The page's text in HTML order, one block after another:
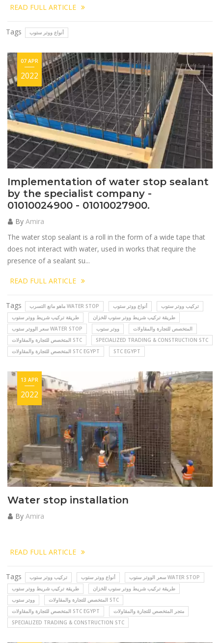
READ FULL ARTICLE
Tags أنواع ووتر ستوب
Implementation of water stop sealant
by the specialist company -
01010024900 - 01010027900.
07 APR
2022
By Amira
The water stop sealant is a roll in the form of a wide tape that
does not interact with water, used in works that require the
presence of a sealant su...
READ FULL ARTICLE
Tags ماهو مانع التسرب WATER STOP أنواع ووتر ستوب
تركيب ووتر ستوب
طريقة تركيب شريط ووتر ستوب
طريقة تركيب شريط ووتر ستوب للخزان
سعر الووتر ستوب WATER STOP
ووتر ستوب
المتخصص للتجارة والمقاولات
المتخصص للتجارة والمقاولات STC
SPECIALIZED TRADING & CONSTRUCTION STC
المتخصص للتجارة والمقاولات STC EGYPT
STC EGYPT
Water stop installation
13 APR
2022
By Amira
READ FULL ARTICLE
Tags تركيب ووتر ستوب أنواع ووتر ستوب
سعر الووتر ستوب WATER STOP
طريقة تركيب شريط ووتر ستوب
طريقة تركيب شريط ووتر ستوب للخزان
ووتر ستوب
المتخصص للتجارة والمقاولات STC
المتخصص للتجارة والمقاولات STC EGYPT
متجر المتخصص للتجارة والمقاولات
SPECIALIZED TRADING & CONSTRUCTION STC